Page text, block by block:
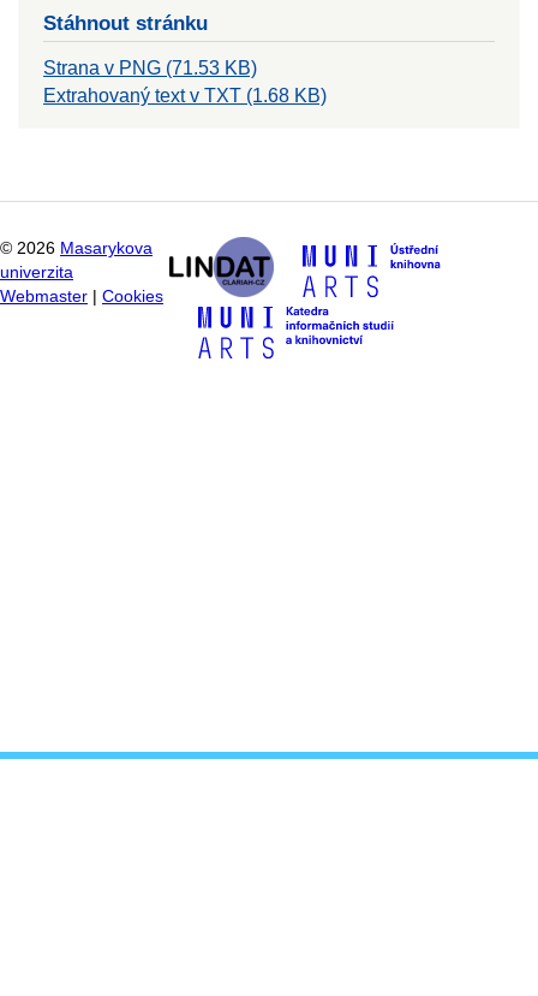
Stáhnout stránku
Strana v PNG (71.53 KB)
Extrahovaný text v TXT (1.68 KB)
© 2026 Masarykova
univerzita
Webmaster
Cookies